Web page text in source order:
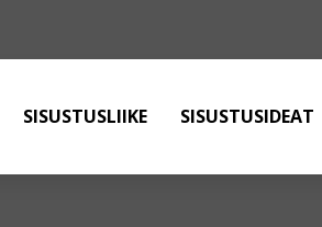
SISUSTUSLIIKE SISUSTUSIDEAT